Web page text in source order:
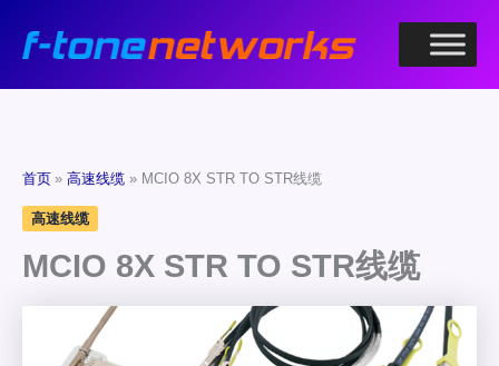
首页 高速线缆 MCIO 8X STR TO STR线缆
高速线缆
MCIO 8X STR TO STR线缆